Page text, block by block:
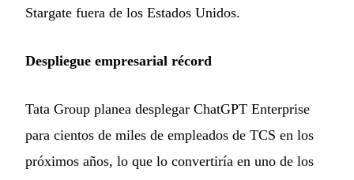
Stargate fuera de los Estados Unidos.
Despliegue empresarial récord
Tata Group planea desplegar ChatGPT Enterprise
para cientos de miles de empleados de TCS en los
próximos años, lo que lo convertiría en uno de los